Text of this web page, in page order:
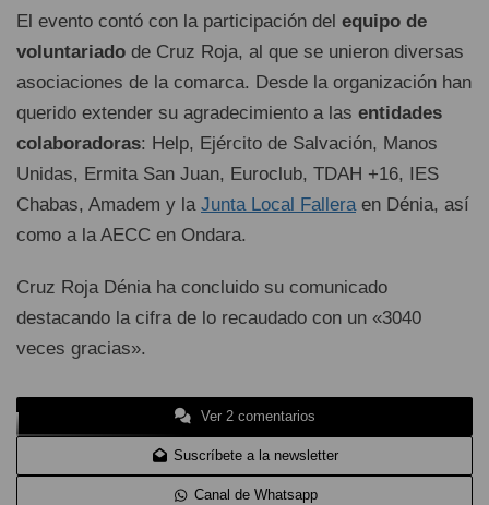
El evento contó con la participación del equipo de
voluntariado de Cruz Roja, al que se unieron diversas
asociaciones de la comarca. Desde la organización han
querido extender su agradecimiento a las entidades
colaboradoras: Help, Ejército de Salvación, Manos
Unidas, Ermita San Juan, Euroclub, TDAH +16, IES
Chabas, Amadem y la Junta Local Falleraen Dénia, así
como a la AECC en Ondara.
Cruz Roja Dénia ha concluido su comunicado
destacando la cifra de lo recaudado con un «3040
veces gracias».
Ver 2 comentarios
Suscríbete a la newsletter
Canal de Whatsapp